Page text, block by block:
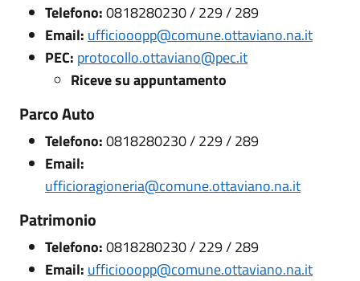
Telefono:0818280230 / 229 / 289
Email: ufficiooopp@comune.ottaviano.na.it
PEC: protocollo.ottaviano@pec.it
Riceve su appuntamento
Parco Auto
Telefono:0818280230 / 229 / 289
Email:
ufficioragioneria@comune.ottaviano.na.it
Patrimonio
Telefono:0818280230 / 229 / 289
Email: ufficiooopp@comune.ottaviano.na.it